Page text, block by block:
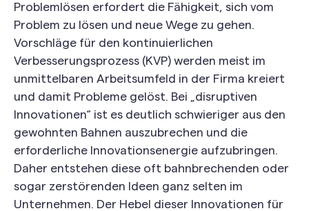
Problemlösen erfordert die Fähigkeit, sich vom
Problem zu lösen und neue Wege zu gehen.
Vorschläge für den kontinuierlichen
Verbesserungsprozess (KVP) werden meist im
unmittelbaren Arbeitsumfeld in der Firma kreiert
und damit Probleme gelöst. Bei „disruptiven
Innovationen“ ist es deutlich schwieriger aus den
gewohnten Bahnen auszubrechen und die
erforderliche Innovationsenergie aufzubringen.
Daher entstehen diese oft bahnbrechenden oder
sogar zerstörenden Ideen ganz selten im
Unternehmen. Der Hebel dieser Innovationen für